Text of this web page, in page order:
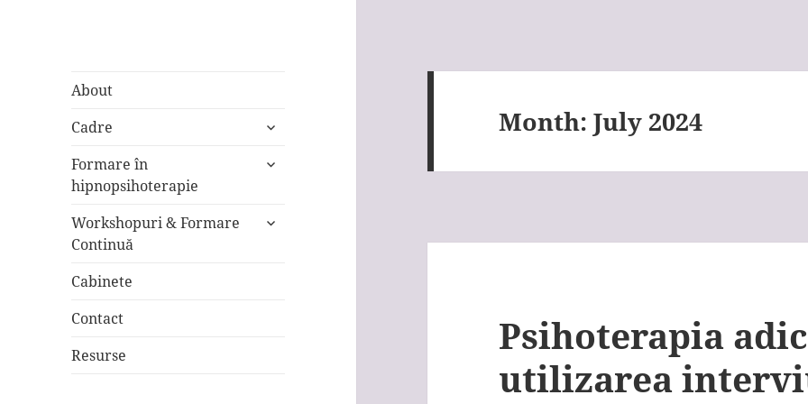
Psi Focus
Institutul pentru Tehnologii
About
Cadre
expand
menu
Formare în
hipnopsihoterapie
expand
Workshopuri & Formare
Continuă
expand
Cabinete
Contact
Resurse
Month:July 2024
Psihoterapia
utilizarea